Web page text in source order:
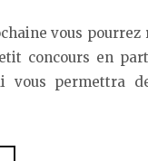
vous pourrez
concours en
vous permettra